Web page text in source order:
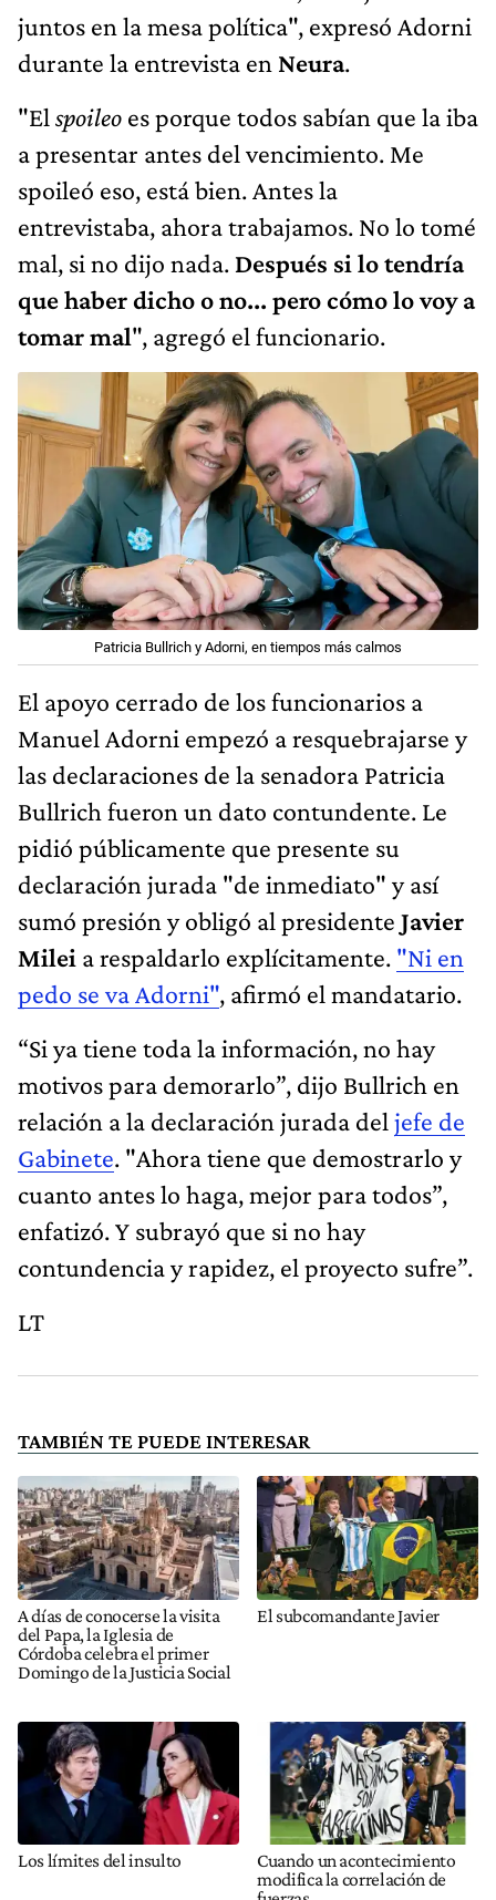
juntos en la mesa política", expresó Adorni
durante la entrevista en Neura.
"El spoileo es porque todos sabían que la iba
a presentar antes del vencimiento. Me
spoileó eso, está bien. Antes la
entrevistaba, ahora trabajamos. No lo tomé
mal, si no dijo nada. Después si lo tendría
que haber dicho o no... pero cómo lo voy a
tomar mal", agregó el funcionario.
Patricia Bullrich y Adorni, en tiempos más calmos
El apoyo cerrado de los funcionarios a
Manuel Adorni empezó a resquebrajarse y
las declaraciones de la senadora Patricia
Bullrich fueron un dato contundente. Le
pidió públicamente que presente su
declaración jurada "de inmediato" y así
sumó presión y obligó al presidente Javier
Milei a respaldarlo explícitamente. "Ni en
pedo se va Adorni", afirmó el mandatario.
“Si ya tiene toda la información, no hay
motivos para demorarlo”, dijo Bullrich en
relación a la declaración jurada del jefe de
Gabinete. "Ahora tiene que demostrarlo y
cuanto antes lo haga, mejor para todos”,
enfatizó. Y subrayó que si no hay
contundencia y rapidez, el proyecto sufre”.
LT
TAMBIÉN TE PUEDE INTERESAR
A días de conocerse la visita
del Papa, la Iglesia de
Córdoba celebra el primer
Domingo de la Justicia Social
El subcomandante Javier
Los límites del insulto
Cuando un acontecimiento
modifica la correlación de